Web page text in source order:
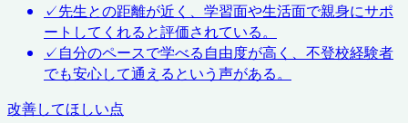
✓先生との距離が近く、学習面や生活面で親身にサポ
ートしてくれると評価されている。
✓自分のペースで学べる自由度が高く、不登校経験者
でも安心して通えるという声がある。
改善してほしい点